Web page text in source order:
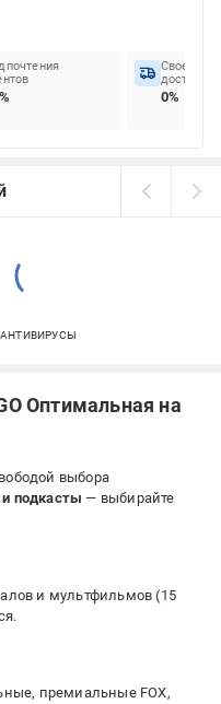
доставок
0%
АНТИВИРУСЫ
Оптимальная на
выбора
подкасты — выбирайте
и мультфильмов (15
премиальные FOX,